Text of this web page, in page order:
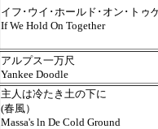
イフ･ウイ･ホールド･オン･トゥ
If We Hold On Together
アルプス一万尺
Yankee Doodle
主人は冷たき土の下に
(春風）
Massa's ln De Cold Ground